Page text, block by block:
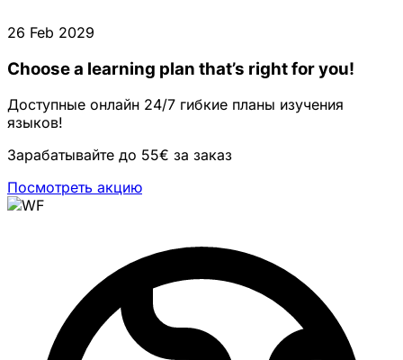
26 Feb 2029
Choose a learning plan that’s right for you!
Доступные онлайн 24/7 гибкие планы изучения
языков!
Зарабатывайте до 55€ за заказ
Посмотреть акцию